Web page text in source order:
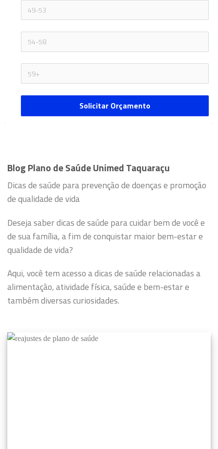
Solicitar Orçamento
Blog Plano de Saúde Unimed Taquaraçu
Dicas de saúde para prevenção de doenças e promoção
de qualidade de vida
Deseja saber dicas de saúde para cuidar bem de você e
de sua família, a fim de conquistar maior bem-estar e
qualidade de vida?
Aqui, você tem acesso a dicas de saúde relacionadas a
alimentação, atividade física, saúde e bem-estar e
também diversas curiosidades.